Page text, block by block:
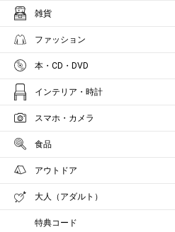
雑貨
ファッション
本・CD・DVD
インテリア・時計
スマホ・カメラ
食品
アウトドア
大人（アダルト）
特典コード